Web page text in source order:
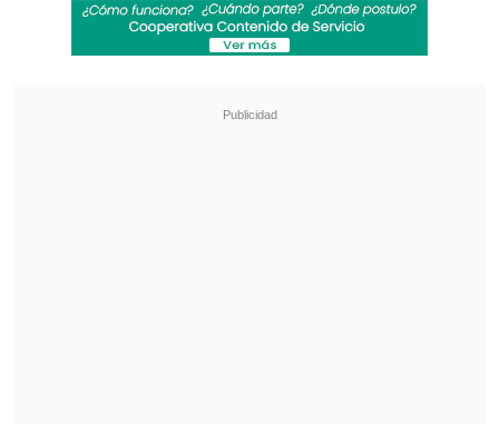
"Autopoiética".
"Sentí sus amenazas": Doctora que analizó